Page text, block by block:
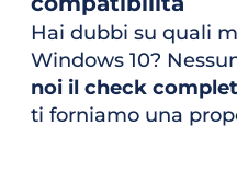
Hai dubbi su quali
Windows 10?
noi il check
ti forniamo una